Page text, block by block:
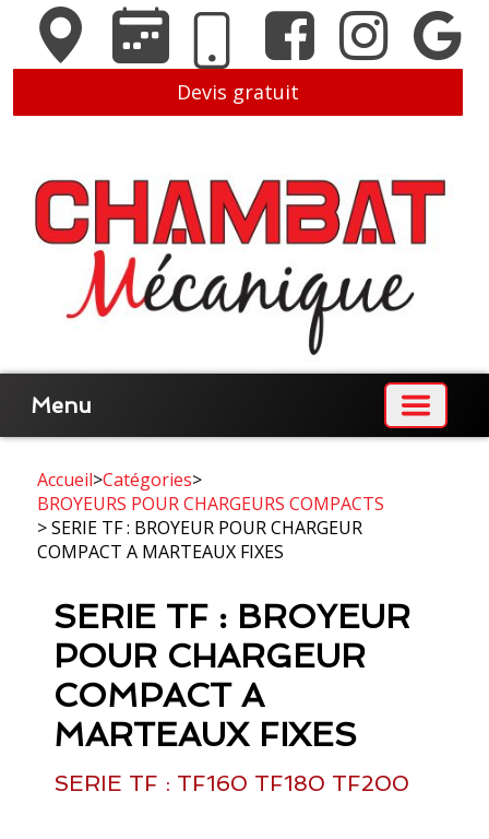
Devis gratuit
Menu
Accueil>Catégories>
BROYEURS POUR CHARGEURS COMPACTS
> SERIE TF : BROYEUR POUR CHARGEUR
COMPACT A MARTEAUX FIXES
SERIE TF : BROYEUR
POUR CHARGEUR
COMPACT A
MARTEAUX FIXES
SERIE TF : TF160 TF180 TF200